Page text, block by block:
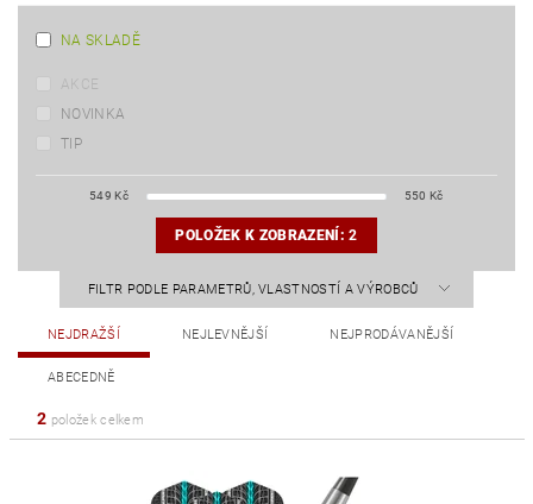
NA SKLADĚ
AKCE
NOVINKA
TIP
549 Kč 550 Kč
POLOŽEK K ZOBRAZENÍ:2
FILTR PODLE PARAMETRŮ, VLASTNOSTÍ A VÝROBCŮ
NEJDRAŽŠÍ NEJLEVNĚJŠÍ NEJPRODÁVANĚJŠÍ
ABECEDNĚ
2 položek celkem